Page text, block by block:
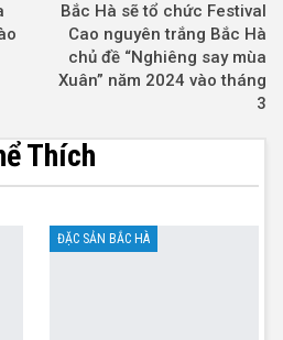
Bắc Hà sẽ tổ chức Festival
Cao nguyên trắng Bắc Hà
chủ đề “Nghiêng say mùa
Xuân” năm 2024 vào tháng
3
Thích
ĐẶC SẢN BẮC HÀ